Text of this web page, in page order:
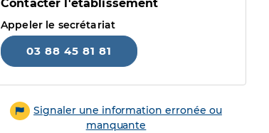
Contacter l'établissement
Appeler le secrétariat
03 88 45 81 81
Signaler une information erronée ou
manquante